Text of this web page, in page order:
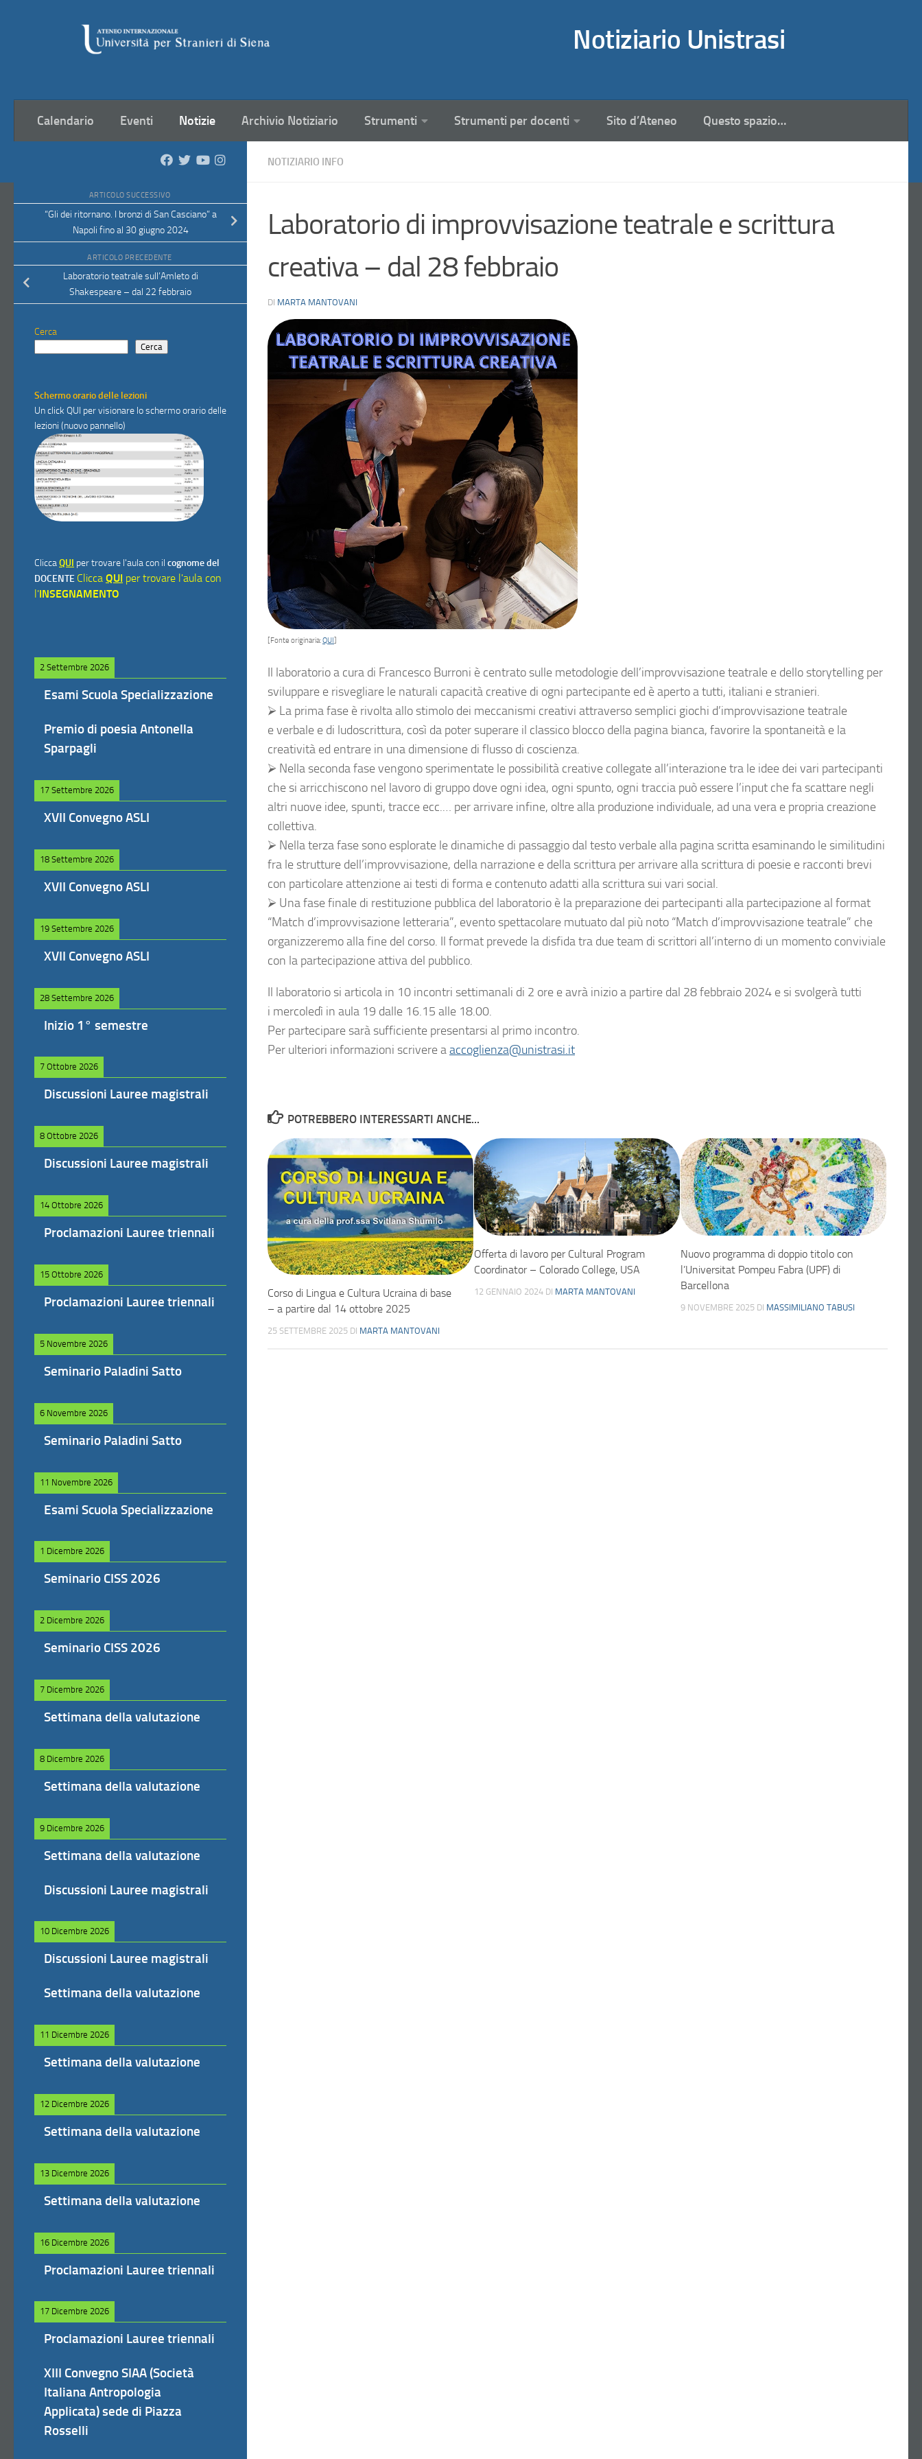
Notiziario Unistrasi
Calendario Eventi Notizie Archivio Notiziario Strumenti Strumenti per docenti Sito d’Ateneo Questo spazio…
NOTIZIARIO INFO
Laboratorio di improvvisazione teatrale e scrittura
creativa – dal 28 febbraio
DI MARTA MANTOVANI
[Fonte originaria:QUI
Il laboratorio a cura di Francesco Burroni è centrato sulle metodologie dell’improvvisazione teatrale e dello storytelling per
sviluppare e risvegliare le naturali capacità creative di ogni partecipante ed è aperto a tutti, italiani e stranieri.
⮚ La prima fase è rivolta allo stimolo dei meccanismi creativi attraverso semplici giochi d’improvvisazione teatrale
e verbale e di ludoscrittura, così da poter superare il classico blocco della pagina bianca, favorire la spontaneità e la
creatività ed entrare in una dimensione di flusso di coscienza.
⮚ Nella seconda fase vengono sperimentate le possibilità creative collegate all’interazione tra le idee dei vari partecipanti
che si arricchiscono nel lavoro di gruppo dove ogni idea, ogni spunto, ogni traccia può essere l’input che fa scattare negli
altri nuove idee, spunti, tracce ecc.… per arrivare infine, oltre alla produzione individuale, ad una vera e propria creazione
collettiva.
⮚ Nella terza fase sono esplorate le dinamiche di passaggio dal testo verbale alla pagina scritta esaminando le similitudini
fra le strutture dell’improvvisazione, della narrazione e della scrittura per arrivare alla scrittura di poesie e racconti brevi
con particolare attenzione ai testi di forma e contenuto adatti alla scrittura sui vari social.
⮚ Una fase finale di restituzione pubblica del laboratorio è la preparazione dei partecipanti alla partecipazione al format
“Match d’improvvisazione letteraria”, evento spettacolare mutuato dal più noto “Match d’improvvisazione teatrale” che
organizzeremo alla fine del corso. Il format prevede la disfida tra due team di scrittori all’interno di un momento conviviale
con la partecipazione attiva del pubblico.
Il laboratorio si articola in 10 incontri settimanali di 2 ore e avrà inizio a partire dal 28 febbraio 2024 e si svolgerà tutti
i mercoledì in aula 19 dalle 16.15 alle 18.00.
Per partecipare sarà sufficiente presentarsi al primo incontro.
Per ulteriori informazioni scrivere aaccoglienza@unistrasi.it
POTREBBERO INTERESSARTI ANCHE...
Corso di Lingua e Cultura Ucraina di base
– a partire dal 14 ottobre 2025
25 SETTEMBRE 2025 DI MARTA MANTOVANI
Offerta di lavoro per Cultural Program
Coordinator – Colorado College, USA
12 GENNAIO 2024 DI MARTA MANTOVANI
Nuovo programma di doppio titolo con
l’Universitat Pompeu Fabra (UPF) di
Barcellona
9 NOVEMBRE 2025 DI MASSIMILIANO TABUSI
ARTICOLO SUCCESSIVO
“Gli dei ritornano. I bronzi di San Casciano” a
Napoli fino al 30 giugno 2024
ARTICOLO PRECEDENTE
Laboratorio teatrale sull’Amleto di
Shakespeare – dal 22 febbraio
Cerca
Cerca
Schermo orario delle lezioni
Un click QUI per visionare lo schermo orario delle
lezioni (nuovo pannello)
CliccaQUI per trovare l'aula con il cognome del
DOCENTE Clicca QUI per trovare l'aula con
l'INSEGNAMENTO
2 Settembre 2026
Esami Scuola Specializzazione
Premio di poesia Antonella
Sparpagli
17 Settembre 2026
XVII Convegno ASLI
18 Settembre 2026
XVII Convegno ASLI
19 Settembre 2026
XVII Convegno ASLI
28 Settembre 2026
Inizio 1° semestre
7 Ottobre 2026
Discussioni Lauree magistrali
8 Ottobre 2026
Discussioni Lauree magistrali
14 Ottobre 2026
Proclamazioni Lauree triennali
15 Ottobre 2026
Proclamazioni Lauree triennali
5 Novembre 2026
Seminario Paladini Satto
6 Novembre 2026
Seminario Paladini Satto
11 Novembre 2026
Esami Scuola Specializzazione
1 Dicembre 2026
Seminario CISS 2026
2 Dicembre 2026
Seminario CISS 2026
7 Dicembre 2026
Settimana della valutazione
8 Dicembre 2026
Settimana della valutazione
9 Dicembre 2026
Settimana della valutazione
Discussioni Lauree magistrali
10 Dicembre 2026
Discussioni Lauree magistrali
Settimana della valutazione
11 Dicembre 2026
Settimana della valutazione
12 Dicembre 2026
Settimana della valutazione
13 Dicembre 2026
Settimana della valutazione
16 Dicembre 2026
Proclamazioni Lauree triennali
17 Dicembre 2026
Proclamazioni Lauree triennali
XIII Convegno SIAA (Società
Italiana Antropologia
Applicata) sede di Piazza
Rosselli